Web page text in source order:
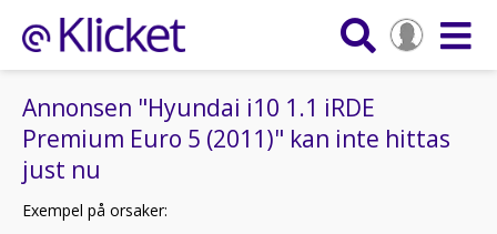
Annonsen "Hyundai i10 1.1 iRDE
Premium Euro 5 (2011)" kan inte hittas
just nu
Exempel på orsaker: